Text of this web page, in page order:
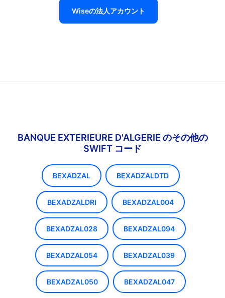
Wiseの法人アカウント
BANQUE EXTERIEURE D'ALGERIE のその他の
SWIFT コード
BEXADZAL BEXADZALDTD
BEXADZALDRI BEXADZAL004
BEXADZAL028 BEXADZAL094
BEXADZAL054 BEXADZAL039
BEXADZAL050 BEXADZAL047